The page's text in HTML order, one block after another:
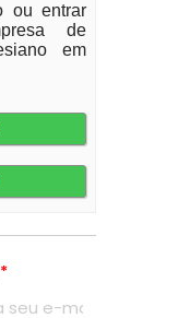
ou entrar
de
em
*